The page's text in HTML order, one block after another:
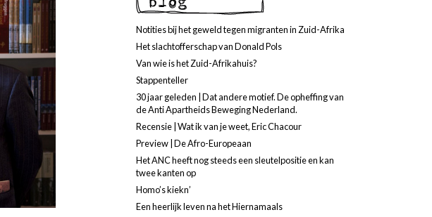
Notities bij het geweld tegen migranten in Zuid-Afrika
Het slachtofferschap van Donald Pols
Van wie is het Zuid-Afrikahuis?
Stappenteller
30 jaar geleden | Dat andere motief. De opheffing van
de Anti Apartheids Beweging Nederland.
Recensie | Wat ik van je weet, Eric Chacour
Preview | De Afro-Europeaan
Het ANC heeft nog steeds een sleutelpositie en kan
twee kanten op
Homo’s kiekn’
Een heerlijk leven na het Hiernamaals